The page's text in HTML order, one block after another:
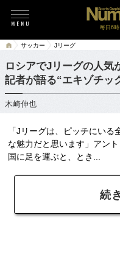
毎日6
サッカー Jリーグ
ロシアでJリーグの人気
記者が語る“エキゾチッ
木崎伸也
「Jリーグは、ピッチにい
な魅力だと思います」アン
国に足を運ぶと、とき...
続